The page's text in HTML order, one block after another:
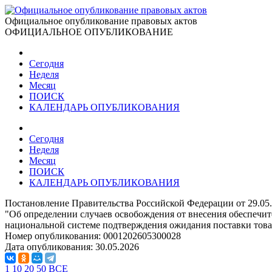
Официальное опубликование правовых актов
ОФИЦИАЛЬНОЕ ОПУБЛИКОВАНИЕ
Сегодня
Неделя
Месяц
ПОИСК
КАЛЕНДАРЬ ОПУБЛИКОВАНИЯ
Сегодня
Неделя
Месяц
ПОИСК
КАЛЕНДАРЬ ОПУБЛИКОВАНИЯ
Постановление Правительства Российской Федерации от
"Об определении случаев освобождения от внесения
национальной системе подтверждения ожидания поставки
Номер опубликования: 0001202605300028
Дата опубликования: 30.05.2026
1 10 20 50 ВСЕ